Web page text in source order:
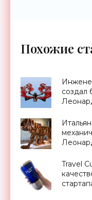
Похожие
создал
Travel